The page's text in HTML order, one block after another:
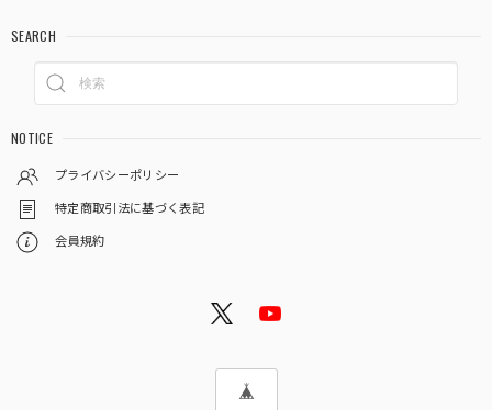
SEARCH
NOTICE
プライバシーポリシー
特定商取引法に基づく表記
会員規約